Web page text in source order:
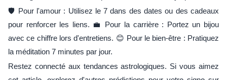
🛡️ Pour l'amour : Utilisez le 7 dans des dates ou des cadeaux
pour renforcer les liens. 💼 Pour la carrière : Portez un bijou
avec ce chiffre lors d'entretiens. 😊 Pour le bien-être : Pratiquez
la méditation 7 minutes par jour.
Restez connecté aux tendances astrologiques. Si vous aimez